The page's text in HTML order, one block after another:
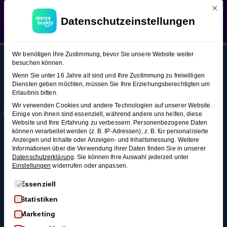
WEDDING SEASON SALE:
Hochzeitstanzkurse!Verwerfen
Slowfox (Figuren-Snacks)
Slowfox
(Figuren-
Snacks)
15
Stationärer
Grundschritt
3 Minuten
Progressiver
Grundschritt
3 Minuten
3 Minuten
This content is protected, pleaseloginand
iches
AGB
Datenschutz
Widerrufsrecht
Impressum
Infos
Membership
Kontakt
FAQ
Alle Blogartikel
Schwungvoll
durchstarten: Swing
tanzen für
Anfänger*innen
Mit
Datenschutzeinstellungen
Wir benötigen Ihre Zustimmung, bevor Sie unsere Website weiter
besuchen können.
Wenn Sie unter 16 Jahre alt sind und Ihre Zustimmung zu freiwilligen
Diensten geben möchten, müssen Sie Ihre Erziehungsberechtigten um
Erlaubnis bitten.
Wir verwenden Cookies und andere Technologien auf unserer Website.
Einige von ihnen sind essenziell, während andere uns helfen, diese
Website und Ihre Erfahrung zu verbessern. Personenbezogene Daten
können verarbeitet werden (z. B. IP-Adressen), z. B. für personalisierte
Anzeigen und Inhalte oder Anzeigen- und Inhaltsmessung. Weitere
Informationen über die Verwendung Ihrer Daten finden Sie in unserer
Datenschutzerklärung. Sie können Ihre Auswahl jederzeit unter
Einstellungen widerrufen oder anpassen.
Es folgt eine Liste der Service-Gruppen, für die eine
Essenziell
Statistiken
Marketing